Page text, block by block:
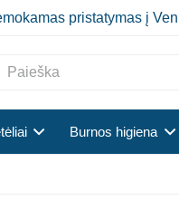
pristatymas į
Burnos higiena